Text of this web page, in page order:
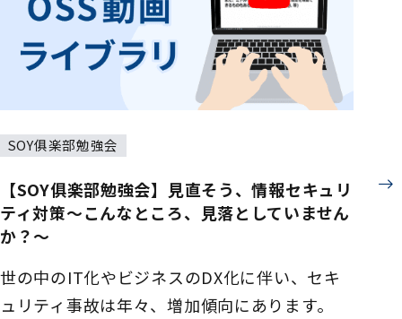
SOY俱楽部勉強会
【SOY俱楽部勉強会】見直そう、情報セキュリ
ティ対策～こんなところ、見落としていません
か？～
世の中のIT化やビジネスのDX化に伴い、セキ
ュリティ事故は年々、増加傾向にあります。